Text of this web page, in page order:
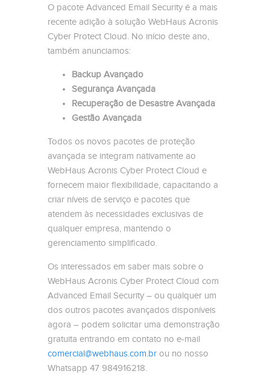
O pacote Advanced Email Security é a mais
recente adição à solução WebHaus Acronis
Cyber ​​Protect Cloud. No início deste ano,
também anunciamos:
Backup Avançado
Segurança Avançada
Recuperação de Desastre Avançada
Gestão Avançada
Todos os novos pacotes de proteção
avançada se integram nativamente ao
WebHaus Acronis Cyber ​​Protect Cloud e
fornecem maior flexibilidade, capacitando a
criar níveis de serviço e pacotes que
atendem às necessidades exclusivas de
qualquer empresa, mantendo o
gerenciamento simplificado.
Os interessados ​​em saber mais sobre o
WebHaus Acronis Cyber ​​Protect Cloud com
Advanced Email Security – ou qualquer um
dos outros pacotes avançados disponíveis
agora – podem solicitar uma demonstração
gratuita entrando em contato no e-mail
comercial@webhaus.com.br ou no nosso
Whatsapp 47 984916218.